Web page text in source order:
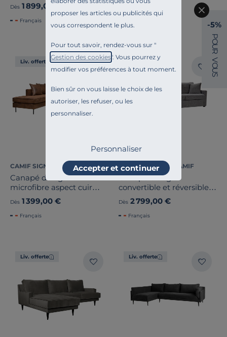
proposer les articles ou publicités qui
vous correspondent le plus.
Pour tout savoir, rendez-vous sur "
Gestion des cookies". Vous pourrez y
modifier vos préférences à tout moment.
Bien sûr on vous laisse le choix de les
autoriser, les refuser, ou les
personnaliser.
Personnaliser
Accepter et continuer
Dès 1 899,00 €
Français
1 999,00 €
Liv. offerte
CAMIF SIGNATURE
Canapé d'angle
microfibre aspect cuir
vieilli Pittsburgh
Dès 1 399,00 €
Français
ESSENTIELS PAR CAMIF
Canapé d'angle
convertible et réversible
tissu déhoussable Oslo
Dès 2 799,00 €
Français
Liv. offerte Liv. offerte
-5%
P
O
U
R
V
O
U
S